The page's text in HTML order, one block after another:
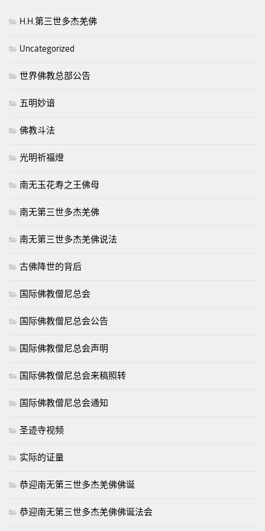
H.H.第三世多杰羌佛
Uncategorized
世界佛教总部公告
五明妙谙
佛教斗法
光明祈福燈
南无玉花寿之王佛母
南无第三世多杰羌佛
南无第三世多杰羌佛说法
古佛降世的背后
国际佛教僧尼总会
国际佛教僧尼总会公告
国际佛教僧尼总会声明
国际佛教僧尼总会来稿照转
国际佛教僧尼总会通知
圣迹寺视频
实际的证量
恭迎南无第三世多杰羌佛佛诞
恭迎南无第三世多杰羌佛佛诞法会